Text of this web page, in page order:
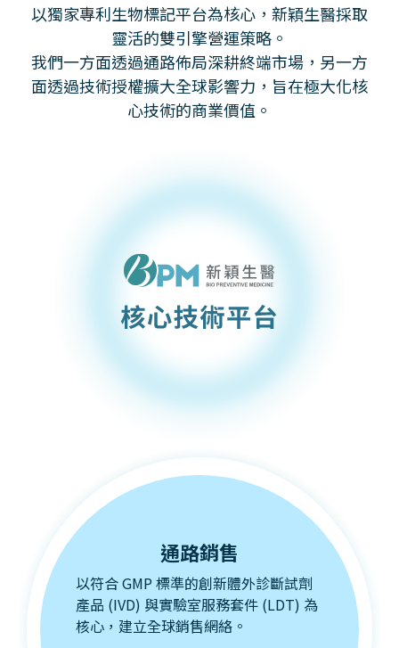
以獨家專利生物標記平台為核心，新穎生醫採取
靈活的雙引擎營運策略。
我們一方面透過通路佈局深耕終端市場，另一方
面透過技術授權擴大全球影響力，旨在極大化核
心技術的商業價值。
通路銷售
以符合 GMP 標準的創新體外診斷試劑
產品 (IVD) 與實驗室服務套件 (LDT) 為
核心，建立全球銷售網絡。